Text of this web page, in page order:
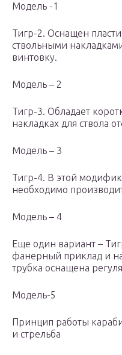
Модель -1
Тигр-2. Оснащен
ствольными
винтовку.
Модель – 2
Тигр-3. Обладает
накладках для ствола
Модель – 3
Тигр-4. В этой
необходимо
Модель – 4
Еще один вариант –
фанерный приклад и
трубка оснащена
Модель-5
Принцип работы
и стрельба